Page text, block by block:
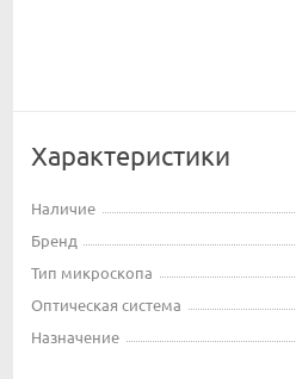
Характеристики
Наличие
Бренд
Тип микроскопа
Оптическая система
Назначение